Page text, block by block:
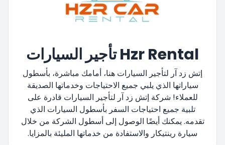
Hzr Rental تأجير السيارات
إتش زد آر لتأجير السيارات هنا، أمامك مباشرة، بأسطول
سياراتها الذي يلبي جميع الاحتياجات وخدماتها الصديقة
للعملاء! شركة إتش زد آر لتأجير السيارات قادرة على
تلبية جميع احتياجات السفر بأسطول السيارات الذي
تقدمه. يمكنك أيضًا الوصول إلى أسطول الشركة من خلال
سيارة رينتيكار والاستفادة من خدماتها المليئة بالمزايا.